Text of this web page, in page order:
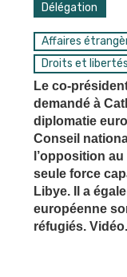
Délégation
Affaires
Droits et libertés
Le co-
demandé à
diplomatie
Conseil
l’opposition
seule force
Libye. Il a
européenne
réfugiés. Vidéo.